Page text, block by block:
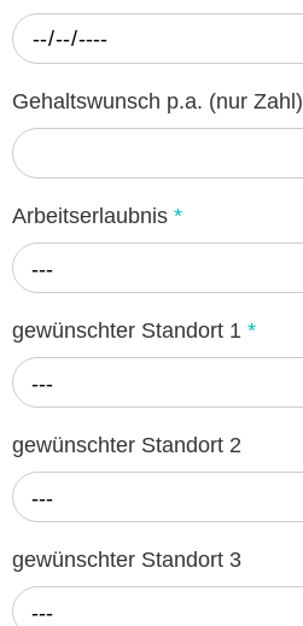
Gehaltswunsch p.a. (nur Zahl)
Arbeitserlaubnis *
---
gewünschter Standort 1 *
---
gewünschter Standort 2
---
gewünschter Standort 3
---